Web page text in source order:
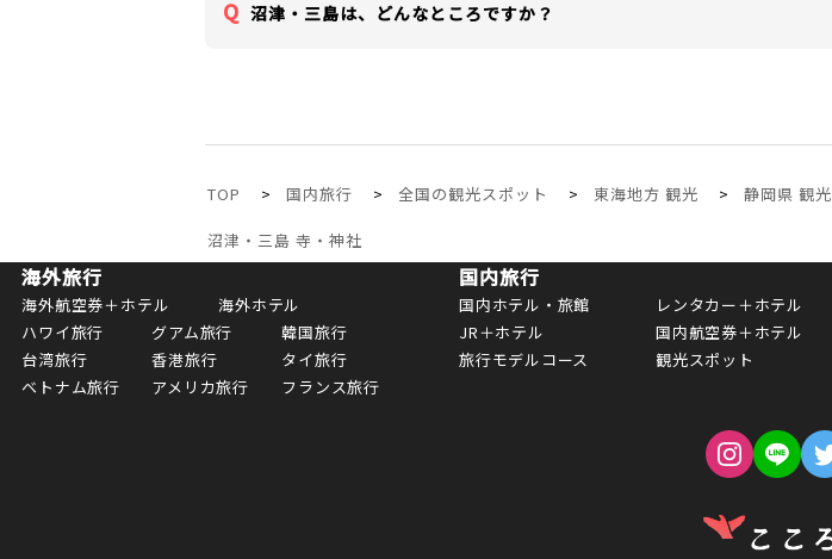
沼津・三島は、どんなところですか？
TOP 国内旅行 全国の観光スポット 東海地方 観光 静岡県 観光
沼津・三島 寺・神社
海外旅行
海外航空券＋ホテル
海外ホテル
ハワイ旅行
グアム旅行
韓国旅行
台湾旅行
香港旅行
タイ旅行
ベトナム旅行
アメリカ旅行 フランス旅行
国内旅行
国内ホテル・旅館
レンタカー＋ホテル
JR＋ホテル
国内航空券＋ホテル
旅行モデルコース
観光スポット